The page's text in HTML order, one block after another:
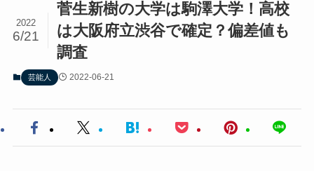
菅生新樹の大学は駒澤大学！高校
は大阪府立渋谷で確定？偏差値も
調査
2022
6/21
芸能人 2022-06-21